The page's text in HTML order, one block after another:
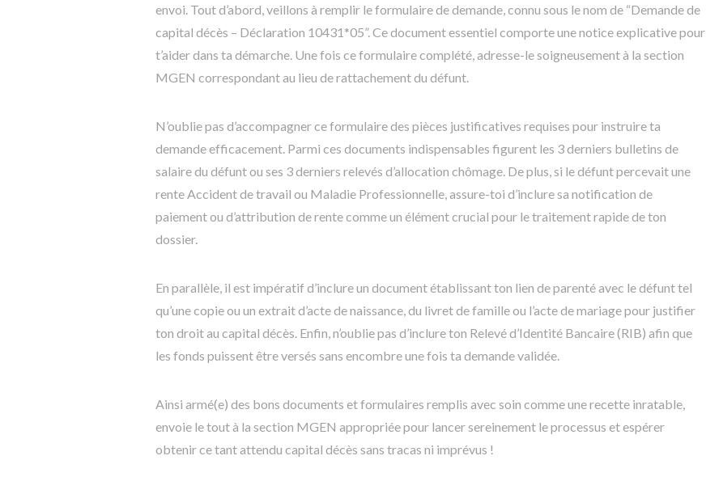
envoi. Tout d’abord, veillons à remplir le formulaire de demande, connu sous le nom de “Demande de
capital décès – Déclaration 10431*05”. Ce document essentiel comporte une notice explicative pour
t’aider dans ta démarche. Une fois ce formulaire complété, adresse-le soigneusement à la section
MGEN correspondant au lieu de rattachement du défunt.
N’oublie pas d’accompagner ce formulaire des pièces justificatives requises pour instruire ta
demande efficacement. Parmi ces documents indispensables figurent les 3 derniers bulletins de
salaire du défunt ou ses 3 derniers relevés d’allocation chômage. De plus, si le défunt percevait une
rente Accident de travail ou Maladie Professionnelle, assure-toi d’inclure sa notification de
paiement ou d’attribution de rente comme un élément crucial pour le traitement rapide de ton
dossier.
En parallèle, il est impératif d’inclure un document établissant ton lien de parenté avec le défunt tel
qu’une copie ou un extrait d’acte de naissance, du livret de famille ou l’acte de mariage pour justifier
ton droit au capital décès. Enfin, n’oublie pas d’inclure ton Relevé d’Identité Bancaire (RIB) afin que
les fonds puissent être versés sans encombre une fois ta demande validée.
Ainsi armé(e) des bons documents et formulaires remplis avec soin comme une recette inratable,
envoie le tout à la section MGEN appropriée pour lancer sereinement le processus et espérer
obtenir ce tant attendu capital décès sans tracas ni imprévus !